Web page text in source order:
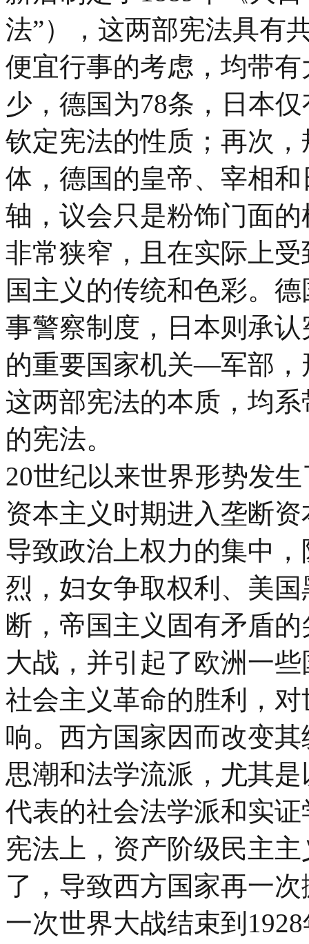
法”），这两部宪法具有
便宜行事的考虑，均带
少，德国为78条，日本
钦定宪法的性质；再次
体，德国的皇帝、宰相
轴，议会只是粉饰门面
非常狭窄，且在实际上
国主义的传统和色彩。
事警察制度，日本则承
的重要国家机关—军部，
这两部宪法的本质，均
的宪法。
20世纪以来世界形势发
资本主义时期进入垄断
导致政治上权力的集中
烈，妇女争取权利、美
断，帝国主义固有矛盾
大战，并引起了欧洲一
社会主义革命的胜利，
响。西方国家因而改变
思潮和法学流派，尤其
代表的社会法学派和实
宪法上，资产阶级民主
了，导致西方国家再一
一次世界大战结束到